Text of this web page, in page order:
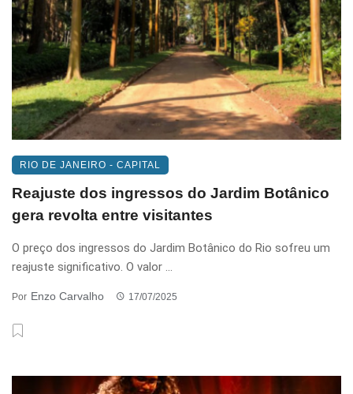
RIO DE JANEIRO - CAPITAL
Reajuste dos ingressos do Jardim Botânico
gera revolta entre visitantes
O preço dos ingressos do Jardim Botânico do Rio sofreu um
reajuste significativo. O valor ...
Por Enzo Carvalho 17/07/2025